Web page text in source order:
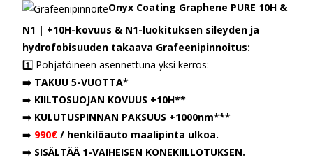
Onyx Coating Graphene PURE 10H &
N1 | +10H-kovuus & N1-luokituksen sileyden ja
hydrofobisuuden takaava Grafeenipinnoitus:
1️⃣ Pohjatöineen asennettuna yksi kerros:
➡️ TAKUU 5-VUOTTA*
➡️ KIILTOSUOJAN KOVUUS +10H**
➡️ KULUTUSPINNAN PAKSUUS +1000nm***
➡️ 990€ / henkilöauto maalipinta ulkoa.
➡️ SISÄLTÄÄ 1-VAIHEISEN KONEKIILLOTUKSEN.